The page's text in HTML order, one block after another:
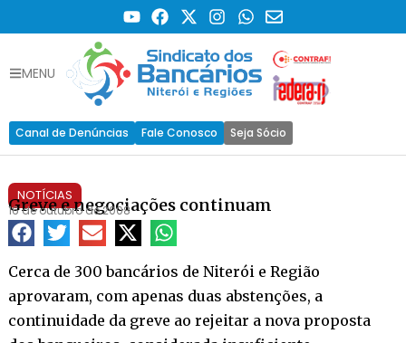
MENU
Canal de Denúncias Fale Conosco Seja Sócio
NOTÍCIAS
Greve e negociações continuam
16 de outubro de 2008
Cerca de 300 bancários de Niterói e Região
aprovaram, com apenas duas abstenções, a
continuidade da greve ao rejeitar a nova proposta